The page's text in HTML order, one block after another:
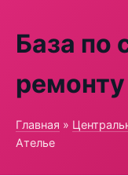
База по
ремонту
Главная »
Ателье